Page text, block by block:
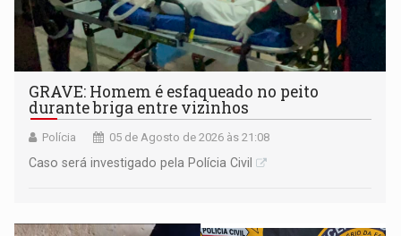
GRAVE: Homem é esfaqueado no peito
durante briga entre vizinhos
Polícia 05 de Agosto de 2026 às 21:08
Caso será investigado pela Polícia Civil